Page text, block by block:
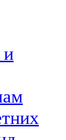
и